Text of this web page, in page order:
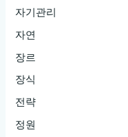
자기관리
자연
장르
장식
전략
정원